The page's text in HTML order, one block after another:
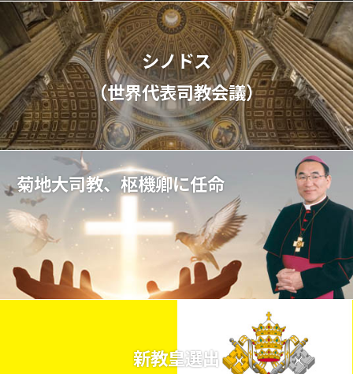
シノドス
（世界代表司教会議）
菊地大司教、枢機卿に任命
新教皇選出